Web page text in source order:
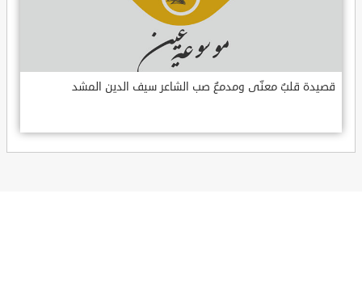
قصيدة قلبٌ معنّى ومدمعٌ صب الشاعر سيف الدين المشد